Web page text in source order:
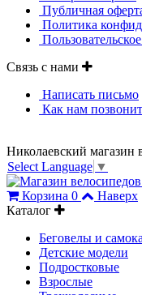
Публичная
Политика
Связь с нами
Написать письмо
Как нам
Николаевский магазин
Select Language ▼
Корзина 0
Наверх
Каталог
Беговелы и
Детские модели
Подростковые
Взрослые